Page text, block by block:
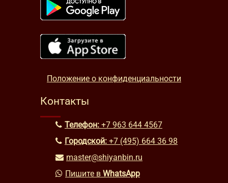
Положение о конфиденциальности
Контакты
Телефон: +7 963 644 4567
Городской: +7 (495) 664 36 98
master@shiyanbin.ru
Пишите в WhatsApp